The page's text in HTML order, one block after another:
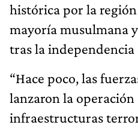
histórica por la
mayoría musulmana
tras la
“Hace poco, las
lanzaron la
infraestructuras